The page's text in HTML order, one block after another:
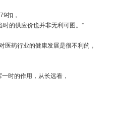
扣，
的供应价也并非无利可图。”
药行业的健康发展是很不利的，
时的作用，从长远看，